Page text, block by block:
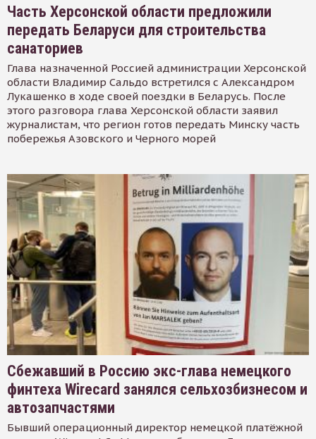
Часть Херсонской области предложили
передать Беларуси для строительства
санаториев
Глава назначенной Россией администрации Херсонской
области Владимир Сальдо встретился с Александром
Лукашенко в ходе своей поездки в Беларусь. После
этого разговора глава Херсонской области заявил
журналистам, что регион готов передать Минску часть
побережья Азовского и Черного морей
Сбежавший в Россию экс-глава немецкого
финтеха Wirecard занялся сельхозбизнесом и
автозапчастями
Бывший операционный директор немецкой платёжной